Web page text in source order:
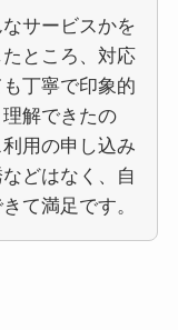
サービスかを
ところ、対応
丁寧で印象的
解できたの
用の申し込み
どはなく、自
て満足です。